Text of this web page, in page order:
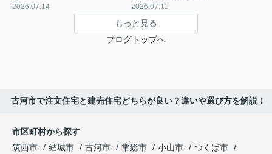
2026.07.14 2026.07.11
もっと見る
ブログトップへ
古河市で注文住宅と建売住宅どちらが良い？違いや選び方を解説！
市区町村から探す
筑西市
結城市 古河市 常総市 小山市
つくば市